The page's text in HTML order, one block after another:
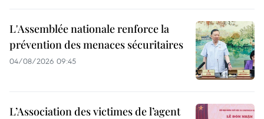
L'Assemblée nationale renforce la
prévention des menaces sécuritaires
04/08/2026 09:45
L’Association des victimes de l’agent